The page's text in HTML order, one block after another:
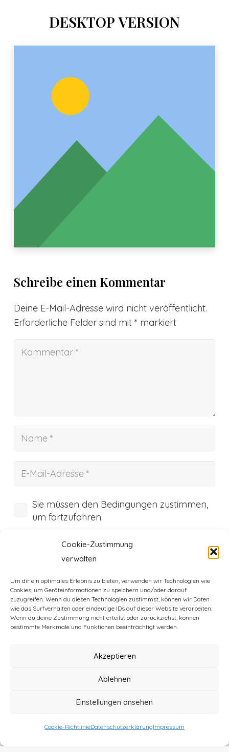
Cookie-Zustimmung
verwalten
Um dir ein optimales Erlebnis zu bieten, verwenden wir Technologien wie
Cookies, um Geräteinformationen zu speichern und/oder darauf
zuzugreifen. Wenn du diesen Technologien zustimmst, können wir Daten
wie das Surfverhalten oder eindeutige IDs auf dieser Website verarbeiten.
Wenn du deine Zustimmung nicht erteilst oder zurückziehst, können
bestimmte Merkmale und Funktionen beeinträchtigt werden.
Akzeptieren
Ablehnen
Einstellungen ansehen
Cookie-RichtlinieDatenschutzerklärungImpressum
DESKTOP VERSION
Schreibe einen Kommentar
Deine E-Mail-Adresse wird nicht veröffentlicht.
Erforderliche Felder sind mit * markiert
Sie müssen den Bedingungen zustimmen,
um fortzufahren.
Kommentar abschicken
info@splettsen.de